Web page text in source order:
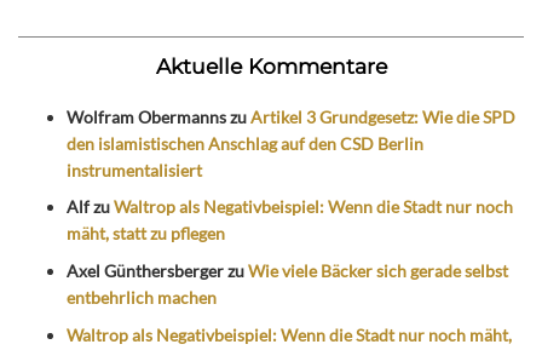
Aktuelle Kommentare
Wolfram ObermannszuArtikel 3 Grundgesetz: Wie die SPD
den islamistischen Anschlag auf den CSD Berlin
instrumentalisiert
AlfzuWaltrop als Negativbeispiel: Wenn die Stadt nur noch
mäht, statt zu pflegen
Axel GünthersbergerzuWie viele Bäcker sich gerade selbst
entbehrlich machen
Waltrop als Negativbeispiel: Wenn die Stadt nur noch mäht,